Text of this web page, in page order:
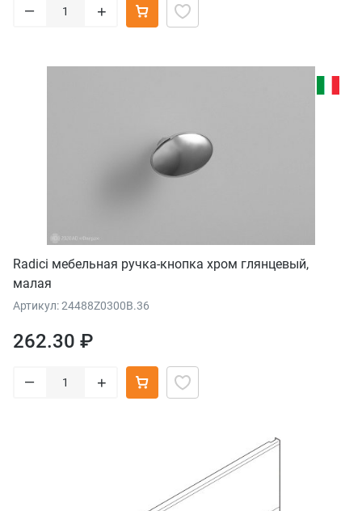
– +
Radici мебельная ручка-кнопка хром глянцевый,
малая
Артикул: 24488Z0300B.36
262.30 ₽
– +